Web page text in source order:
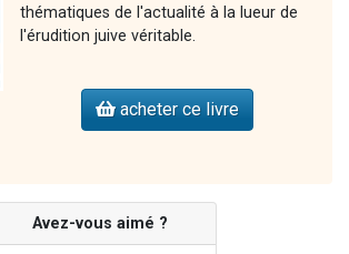
thématiques de l'actualité à la lueur de
l'érudition juive véritable.
acheter ce livre
Avez-vous aimé ?